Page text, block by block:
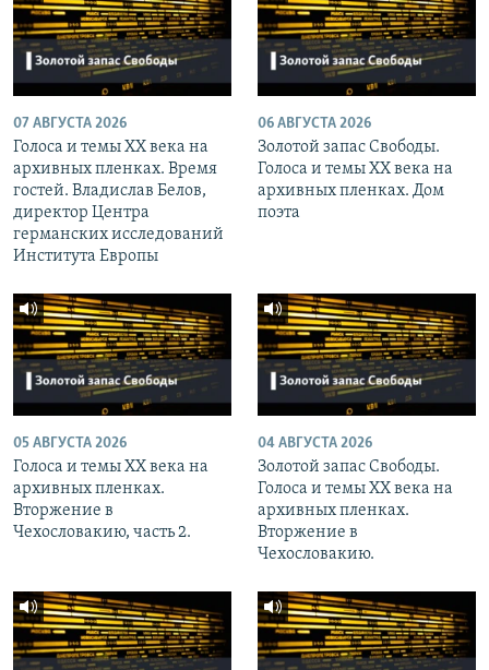
07 АВГУСТА 2026
Голоса и темы XX века на
архивных пленках. Время
гостей. Владислав Белов,
директор Центра
германских исследований
Института Европы
06 АВГУСТА 2026
Золотой запас Свободы.
Голоса и темы XX века на
архивных пленках. Дом
поэта
05 АВГУСТА 2026
Голоса и темы XX века на
архивных пленках.
Вторжение в
Чехословакию, часть 2.
04 АВГУСТА 2026
Золотой запас Свободы.
Голоса и темы XX века на
архивных пленках.
Вторжение в
Чехословакию.